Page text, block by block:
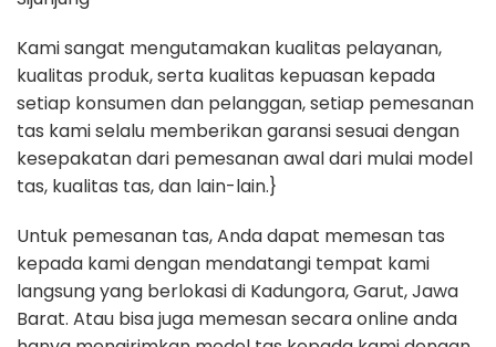
Kami sangat mengutamakan kualitas pelayanan,
kualitas produk, serta kualitas kepuasan kepada
setiap konsumen dan pelanggan, setiap pemesanan
tas kami selalu memberikan garansi sesuai dengan
kesepakatan dari pemesanan awal dari mulai model
tas, kualitas tas, dan lain-lain.}
Untuk pemesanan tas, Anda dapat memesan tas
kepada kami dengan mendatangi tempat kami
langsung yang berlokasi di Kadungora, Garut, Jawa
Barat. Atau bisa juga memesan secara online anda